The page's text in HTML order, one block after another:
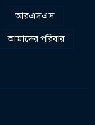
আরএসএস
আমাদের পরিবার